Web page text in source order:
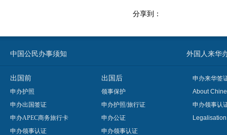
分享到：
中国公民办事须知 外国人来华
出国前
申办护照
申办出国签证
申办APEC商务旅行卡
申办领事认证
出国后
领事保护
申办护照/旅行证
申办公证
申办领事认证
申办来华签
About
申办领事认